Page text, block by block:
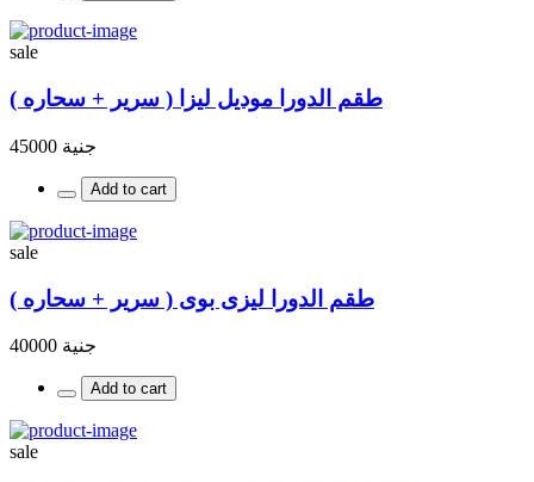
sale
طقم الدورا موديل ليزا ( سرير + سحاره )
جنية 45000
Add to cart
sale
طقم الدورا ليزى بوى ( سرير + سحاره )
جنية 40000
Add to cart
sale